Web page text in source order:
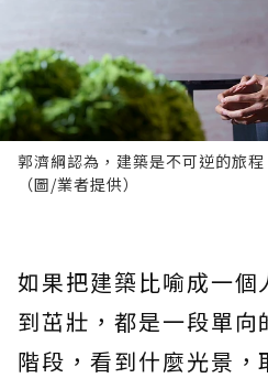
郭濟綱認為，建築是不可逆的旅
（圖/業者提供）
如果把建築比喻成一個
到茁壯，都是一段單
階段，看到什麼光景，